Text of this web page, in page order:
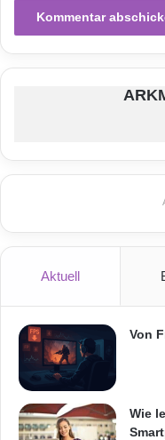
Aktuell
Von
Wie